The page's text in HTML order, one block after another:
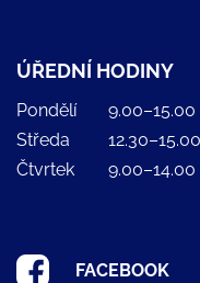
ÚŘEDNÍ HODINY
Pondělí
9.00–15.00
Středa
12.30–15.00
Čtvrtek
9.00–14.00
FACEBOOK